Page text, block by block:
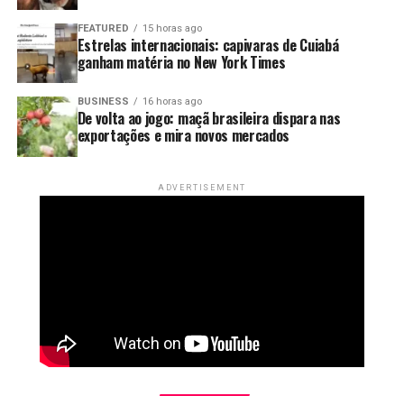
FEATURED 15 horas ago
Estrelas internacionais: capivaras de Cuiabá
ganham matéria no New York Times
BUSINESS 16 horas ago
De volta ao jogo: maçã brasileira dispara nas
exportações e mira novos mercados
ADVERTISEMENT